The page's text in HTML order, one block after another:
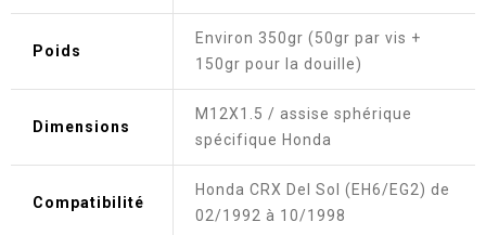
Poids
Environ 350gr (50gr par vis +
150gr pour la douille)
Dimensions
M12X1.5 / assise sphérique
spécifique Honda
Compatibilité
Honda CRX Del Sol (EH6/EG2) de
02/1992 à 10/1998